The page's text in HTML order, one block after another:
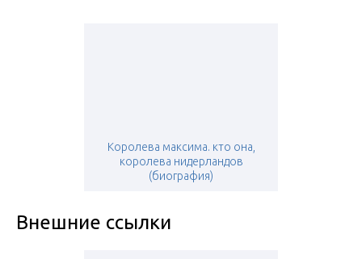
Королева максима. кто она,
королева нидерландов
(биография)
Внешние ссылки